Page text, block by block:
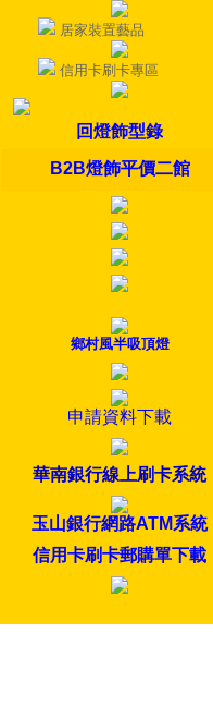
居家裝置藝品
信用卡刷卡專區
回燈飾型錄
B2B燈飾平價二館
鄉村風半吸頂燈
申請資料下載
華南銀行線上刷卡系統
玉山銀行網路ATM系統
信用卡刷卡郵購單下載